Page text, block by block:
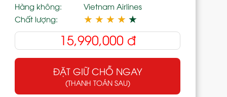
Hàng không:
Vietnam Airlines
Chất lượng:
★ ★ ★ ★ ★
15,990,000đ
ĐẶT GIỮ CHỖ NGAY
(THANH TOÁN SAU)